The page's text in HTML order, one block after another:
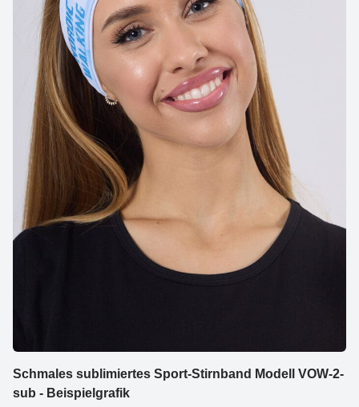
Schmales sublimiertes Sport-Stirnband Modell VOW-2-
sub - Beispielgrafik